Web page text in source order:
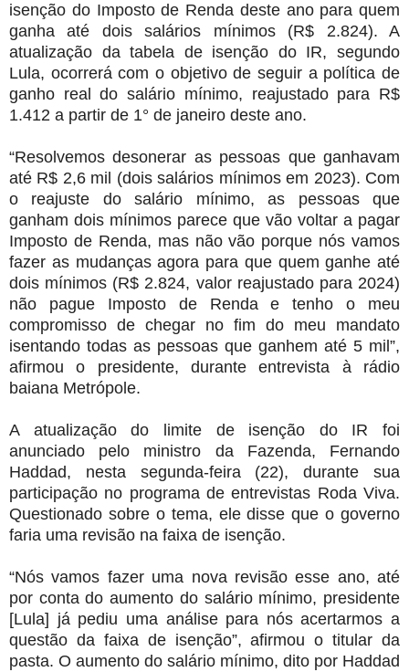
isenção do Imposto de Renda deste ano para quem
ganha até dois salários mínimos (R$ 2.824). A
atualização da tabela de isenção do IR, segundo
Lula, ocorrerá com o objetivo de seguir a política de
ganho real do salário mínimo, reajustado para R$
1.412 a partir de 1° de janeiro deste ano.
“Resolvemos desonerar as pessoas que ganhavam
até R$ 2,6 mil (dois salários mínimos em 2023). Com
o reajuste do salário mínimo, as pessoas que
ganham dois mínimos parece que vão voltar a pagar
Imposto de Renda, mas não vão porque nós vamos
fazer as mudanças agora para que quem ganhe até
dois mínimos (R$ 2.824, valor reajustado para 2024)
não pague Imposto de Renda e tenho o meu
compromisso de chegar no fim do meu mandato
isentando todas as pessoas que ganhem até 5 mil”,
afirmou o presidente, durante entrevista à rádio
baiana Metrópole.
A atualização do limite de isenção do IR foi
anunciado pelo ministro da Fazenda, Fernando
Haddad, nesta segunda-feira (22), durante sua
participação no programa de entrevistas Roda Viva.
Questionado sobre o tema, ele disse que o governo
faria uma revisão na faixa de isenção.
“Nós vamos fazer uma nova revisão esse ano, até
por conta do aumento do salário mínimo, presidente
[Lula] já pediu uma análise para nós acertarmos a
questão da faixa de isenção”, afirmou o titular da
pasta. O aumento do salário mínimo, dito por Haddad